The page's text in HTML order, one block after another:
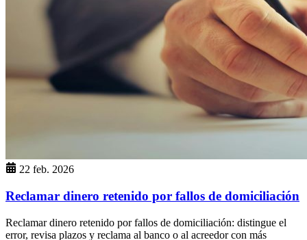
22 feb. 2026
Reclamar dinero retenido por fallos de domiciliación
Reclamar dinero retenido por fallos de domiciliación: distingue el
error, revisa plazos y reclama al banco o al acreedor con más